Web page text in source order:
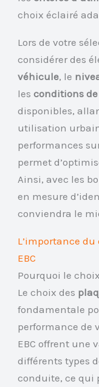
choix éclairé
Lors de votre
considérer des
véhicule, le
lesconditions
disponibles,
utilisation
performances
permet
Ainsi, avec les
en mesure
conviendra le
L’importance
EBC
Pourquoi le
Le choix des
fondamentale
performance de
EBC offrent une
différents types
conduite, ce qui